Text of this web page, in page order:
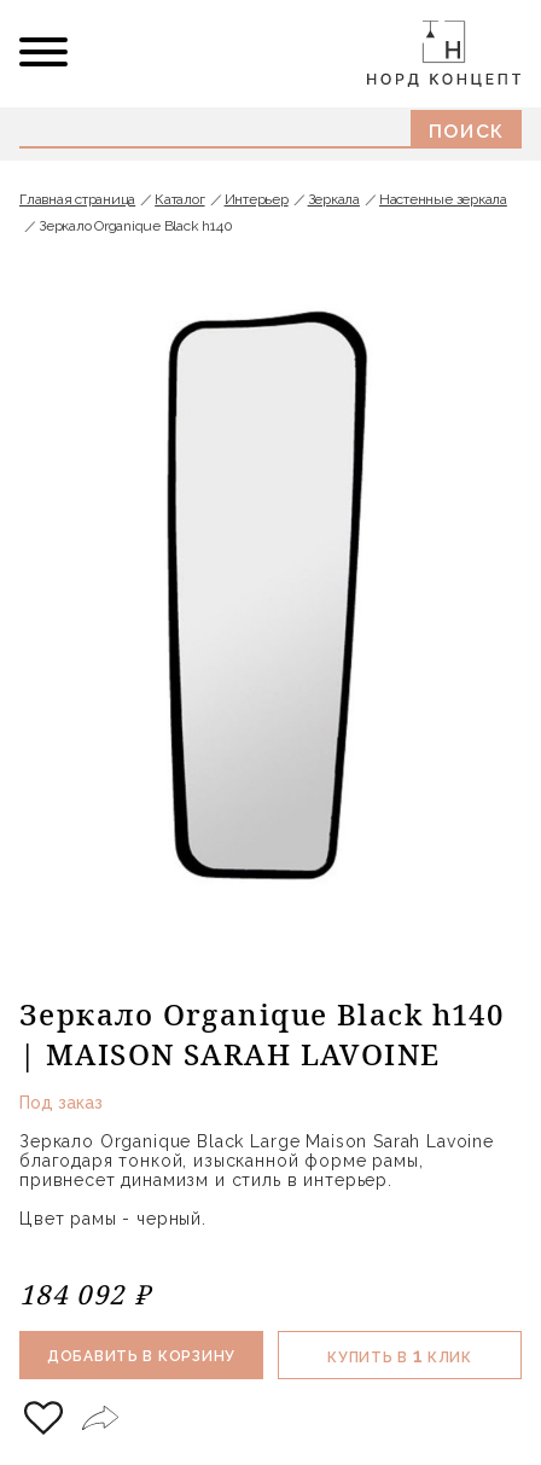
Главная страница Каталог Интерьер Зеркала
Настенные зеркала
Зеркало Organique Black h140
Зеркало Organique Black h140
| MAISON SARAH LAVOINE
Под заказ
Зеркало Organique Black Large Maison Sarah Lavoine
благодаря тонкой, изысканной форме рамы,
привнесет динамизм и стиль в интерьер.
Цвет рамы - черный.
184 092 ₽
ДОБАВИТЬ В КОРЗИНУ КУПИТЬ В 1 КЛИК